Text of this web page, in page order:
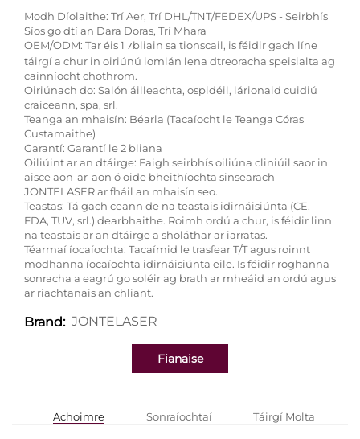
Modh Díolaithe: Trí Aer, Trí DHL/TNT/FEDEX/UPS - Seirbhís
Síos go dtí an Dara Doras, Trí Mhara
OEM/ODM: Tar éis 1 7bliain sa tionscail, is féidir gach líne
táirgí a chur in oiriúnú iomlán lena dtreoracha speisialta ag
cainníocht chothrom.
Oiriúnach do: Salón áilleachta, ospidéil, lárionaid cuidiú
craiceann, spa, srl.
Teanga an mhaisín: Béarla (Tacaíocht le Teanga Córas
Custamaithe)
Garantí: Garantí le 2 bliana
Oiliúint ar an dtáirge: Faigh seirbhís oiliúna cliniúil saor in
aisce aon-ar-aon ó oide bheithíochta sinsearach
JONTELASER ar fháil an mhaisín seo.
Teastas: Tá gach ceann de na teastais idirnáisiúnta (CE,
FDA, TUV, srl.) dearbhaithe. Roimh ordú a chur, is féidir linn
na teastais ar an dtáirge a sholáthar ar iarratas.
Téarmaí íocaíochta: Tacaímid le trasfear T/T agus roinnt
modhanna íocaíochta idirnáisiúnta eile. Is féidir roghanna
sonracha a eagrú go soléir ag brath ar mheáid an ordú agus
ar riachtanais an chliant.
Brand: JONTELASER
Fianaise
Achoimre Sonraíochtaí Táirgí Molta